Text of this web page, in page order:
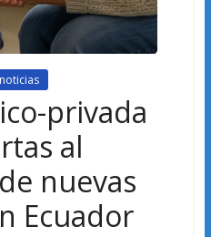
privada
al
nuevas
Ecuador